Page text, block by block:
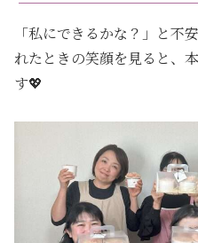
「私にできるかな？」と不
れたときの笑顔を見ると、
す💖